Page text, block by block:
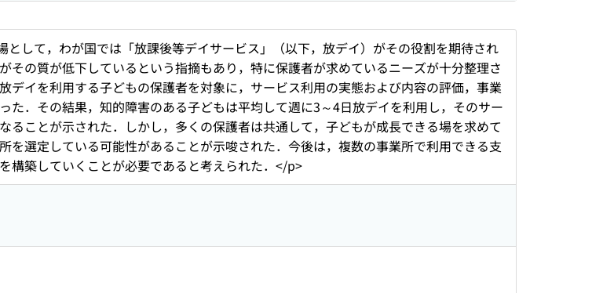
して，わが国では「放課後等デイサービス」（以下，放デイ）がその役割を期待され
その質が低下しているという指摘もあり，特に保護者が求めているニーズが十分整理さ
デイを利用する子どもの保護者を対象に，サービス利用の実態および内容の評価，事業
た．その結果，知的障害のある子どもは平均して週に3～4日放デイを利用し，そのサー
ることが示された．しかし，多くの保護者は共通して，子どもが成長できる場を求めて
を選定している可能性があることが示唆された．今後は，複数の事業所で利用できる支
構築していくことが必要であると考えられた．</p>